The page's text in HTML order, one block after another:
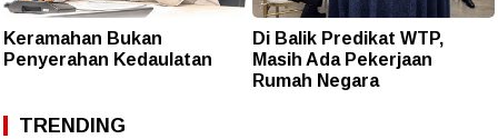
Keramahan Bukan
Penyerahan Kedaulatan
Di Balik Predikat WTP,
Masih Ada Pekerjaan
Rumah Negara
TRENDING